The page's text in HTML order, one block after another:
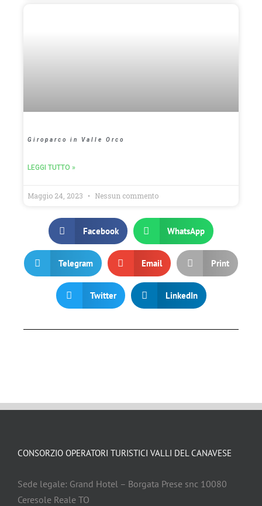
Giroparco in Valle Orco
LEGGI TUTTO »
Maggio 24, 2023 Nessun commento
Facebook WhatsApp
Telegram Email Print
Twitter LinkedIn
CONSORZIO OPERATORI TURISTICI VALLI DEL CANAVESE
Sede legale: Grand Hotel – Borgata Prese snc 10080
Ceresole Reale TO